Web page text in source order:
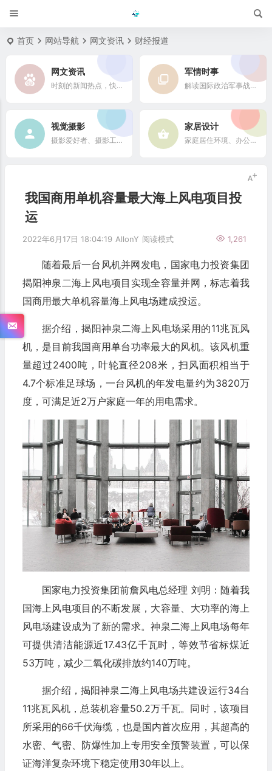
首页 网站导航 网文资讯 财经报道
网文资讯
时刻的新闻热点，快速了解它们的最新进展
军情时事
解读国际政治军事战略格局
视觉摄影
摄影爱好者、摄影工作者及摄影行业信息
家居设计
家庭居住环境、办公场所、公共空间陈设风格以设计搭配
我国商用单机容量最大海上风电项目投
运
2022年6月17日 18:04:19 AllonY 1,261
阅读模式
随着最后一台风机并网发电，国家电力投资集团
揭阳神泉二海上风电项目实现全容量并网，标志着我
国商用最大单机容量海上风电场建成投运。
据介绍，揭阳神泉二海上风电场采用的11兆瓦风
机，是目前我国商用单台功率最大的风机。该风机重
量超过2400吨，叶轮直径208米，扫风面积相当于
4.7个标准足球场，一台风机的年发电量约为3820万
度，可满足近2万户家庭一年的用电需求。
国家电力投资集团前詹风电总经理 刘明：随着我
国海上风电项目的不断发展，大容量、大功率的海上
风电场建设成为了新的需求。神泉二海上风电场每年
可提供清洁能源近17.43亿千瓦时，等效节省标煤近
53万吨，减少二氧化碳排放约140万吨。
据介绍，揭阳神泉二海上风电场共建设运行34台
11兆瓦风机，总装机容量50.2万千瓦。同时，该项目
所采用的66千伏海缆，也是国内首次应用，其超高的
水密、气密、防爆性加上专用安全预警装置，可以保
证海洋复杂环境下稳定使用30年以上。